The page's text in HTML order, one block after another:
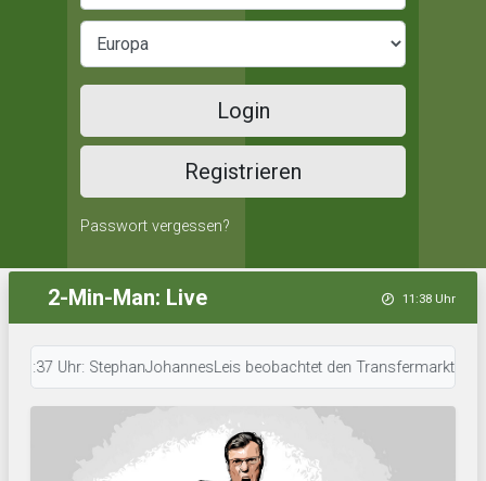
Login
Registrieren
Passwort vergessen?
2-Min-Man: Live 11:38 Uhr
Uhr: StephanJohannesLeis beobachtet den Transfermarkt. • 11:35